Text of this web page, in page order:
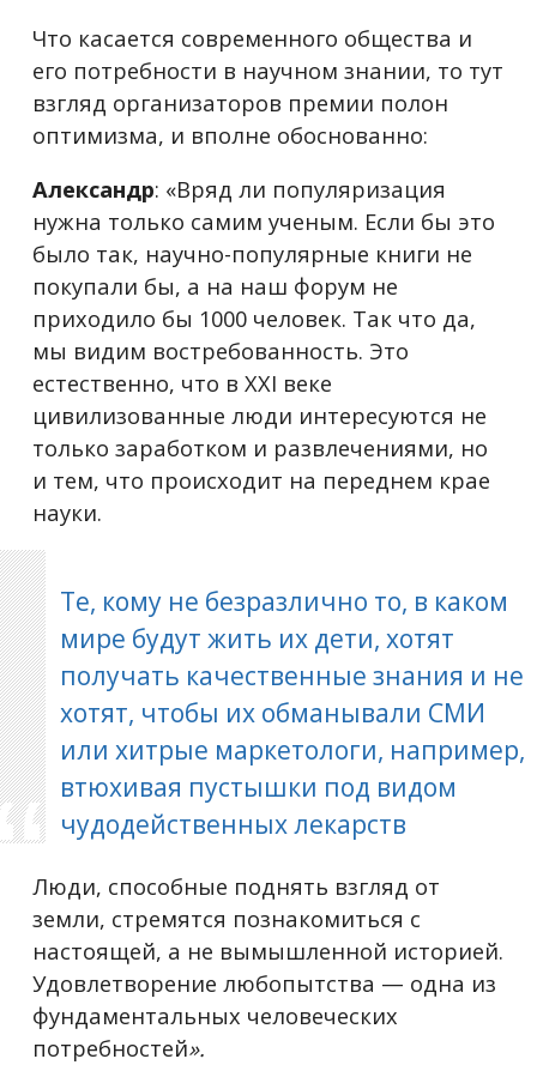
Что касается современного общества и
его потребности в научном знании, то тут
взгляд организаторов премии полон
оптимизма, и вполне обоснованно:
Александр: «Вряд ли популяризация
нужна только самим ученым. Если бы это
было так, научно-популярные книги не
покупали бы, а на наш форум не
приходило бы 1000 человек. Так что да,
мы видим востребованность. Это
естественно, что в XXI веке
цивилизованные люди интересуются не
только заработком и развлечениями, но
и тем, что происходит на переднем крае
науки.
Те, кому не безразлично то, в каком
мире будут жить их дети, хотят
получать качественные знания и не
хотят, чтобы их обманывали СМИ
или хитрые маркетологи, например,
втюхивая пустышки под видом
чудодейственных лекарств
Люди, способные поднять взгляд от
земли, стремятся познакомиться с
настоящей, а не вымышленной историей.
Удовлетворение любопытства — одна из
фундаментальных человеческих
потребностей».